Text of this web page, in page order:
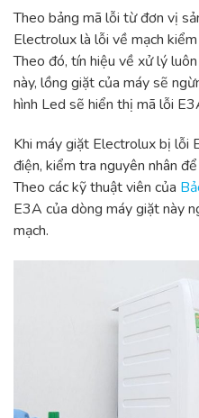
Theo bảng mã lỗi từ đơn vị
Electrolux là lỗi về mạch
Theo đó, tín hiệu về xử lý
này, lồng giặt của máy sẽ
hình Led sẽ hiển thị mã lỗi
Khi máy giặt Electrolux bị lỗi
điện, kiểm tra nguyên nhân
Theo các kỹ thuật viên của
E3A của dòng máy giặt này
mạch.